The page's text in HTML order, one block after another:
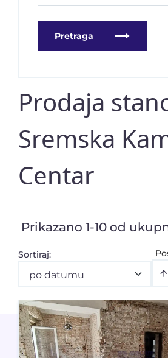
Pretraga
Prodaja
Sremska
Centar
Prikazano 1-10 od
Sortiraj:
po datumu